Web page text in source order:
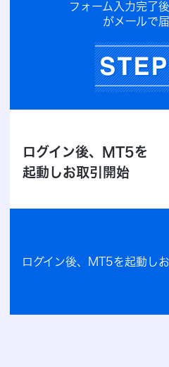
フォーム入力完了
がメールで届
ログイン後、MT5を
起動しお取引開始
ログイン後、MT5を起動し